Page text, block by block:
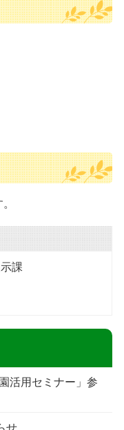
課
活用セミナー」参
せ